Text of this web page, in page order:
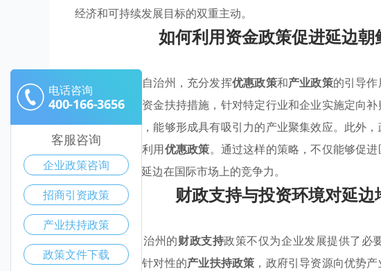
经济和可持续发展目标的双重主动。
如何利用资金政策促进延边
在延边朝鲜族自治州，充分发挥优惠政策和产业政策的引导
用灵活多样的资金扶持措施，针对特定行业和企业实施定向
特的文化背景，能够形成具有吸引力的产业聚集效应。此外
更好地理解和利用优惠政策。通过这样的策略，不仅能够促
才引进，增强延边在国际市场上的竞争力。
财政支持与投资环境对延
延边朝鲜族自治州的财政支持政策不仅为企业发展提供了必
境。通过实施针对性的产业扶持政策 ，政府引导资源向优势
电话咨询
400-166-3656
客服咨询
企业政策咨询
招商引资政策
产业扶持政策
政策文件下载